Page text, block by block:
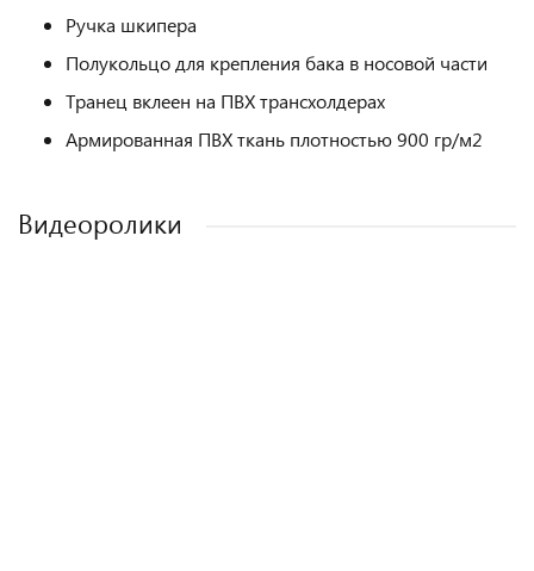
Ручка шкипера
Полукольцо для крепления бака в носовой части
Транец вклеен на ПВХ трансхолдерах
Армированная ПВХ ткань плотностью 900 гр/м2
Видеоролики